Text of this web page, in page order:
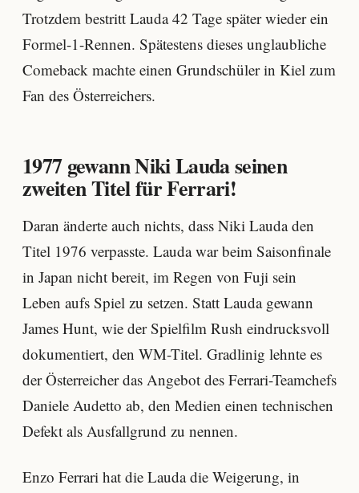
Trotzdem bestritt Lauda 42 Tage später wieder ein
Formel-1-Rennen. Spätestens dieses unglaubliche
Comeback machte einen Grundschüler in Kiel zum
Fan des Österreichers.
1977 gewann Niki Lauda seinen
zweiten Titel für Ferrari!
Daran änderte auch nichts, dass Niki Lauda den
Titel 1976 verpasste. Lauda war beim Saisonfinale
in Japan nicht bereit, im Regen von Fuji sein
Leben aufs Spiel zu setzen. Statt Lauda gewann
James Hunt, wie der Spielfilm Rush eindrucksvoll
dokumentiert, den WM-Titel. Gradlinig lehnte es
der Österreicher das Angebot des Ferrari-Teamchefs
Daniele Audetto ab, den Medien einen technischen
Defekt als Ausfallgrund zu nennen.
Enzo Ferrari hat die Lauda die Weigerung, in